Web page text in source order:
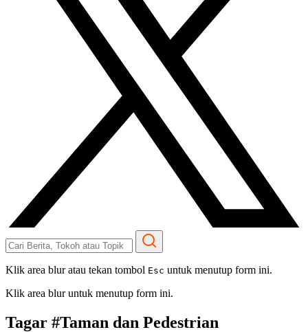
Klik area blur atau tekan tombol Esc untuk menutup form ini.
Klik area blur untuk menutup form ini.
Tagar #Taman dan Pedestrian